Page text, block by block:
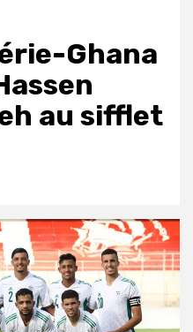
Ghana
au sifflet